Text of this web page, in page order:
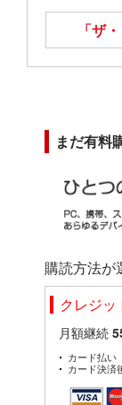
「ザ
まだ有料
購読方法が
クレジッ
月額継続
カード払い
カード決済